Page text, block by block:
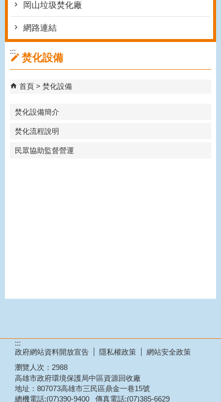
岡山垃圾焚化廠
網路連結
:::
焚化設備
首頁 焚化設備
焚化設備簡介
焚化流程說明
民眾協助監督營運
:::
政府網站資料開放宣告
隱私權政策
網站安全政策
瀏覽人次： 2988
高雄市政府環境保護局中區資源回收廠
地址：807073高雄市三民區鼎金一巷15號
總機電話:(07)390-9400 傳真電話:(07)385-6629